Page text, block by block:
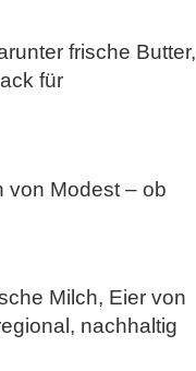
frische Butter,
für
von Modest – ob
Milch, Eier von
nachhaltig